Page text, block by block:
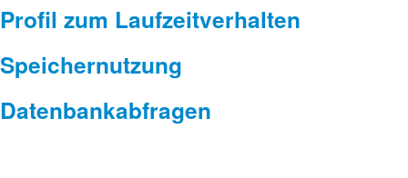
Profil zum Laufzeitverhalten
Speichernutzung
Datenbankabfragen